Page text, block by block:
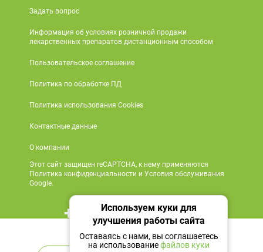
Нет в наличии
Задать вопрос
Информация об условиях розничной продажи
лекарственных препаратов дистанционным способом
Пользовательское соглашение
Политика по обработке ПД
Политика использования Cookies
Контактные данные
О компании
Этот сайт защищен reCAPTCHA, к нему применяются
Политика конфиденциальности и Условия обслуживания
Google.
+7 495 419 18 18
Мы в социальных сетях
Используем куки для
улучшения работы сайта
Оставаясь с нами, вы соглашаетесь
на использованиефайлов куки